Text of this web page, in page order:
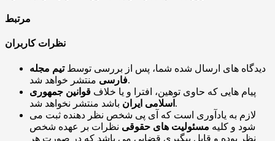
مرتبط
نظرات کاربران
دیدگاه های ارسال شده شما، پس از بررسی توسطتیم مجله
فارسیمنتشر خواهد شد.
پیام هایی که حاوی توهین، افترا و یا خلاف قوانین جمهوری
اسلامی ایران باشد منتشر نخواهد شد.
لازم به یادآوری است که آی پی شخص نظر دهنده ثبت می
شود و کلیه مسئولیت های حقوقی نظرات بر عهده شخص
نظر بوده و قابل پیگیری قضایی می باشد که در صورت هر